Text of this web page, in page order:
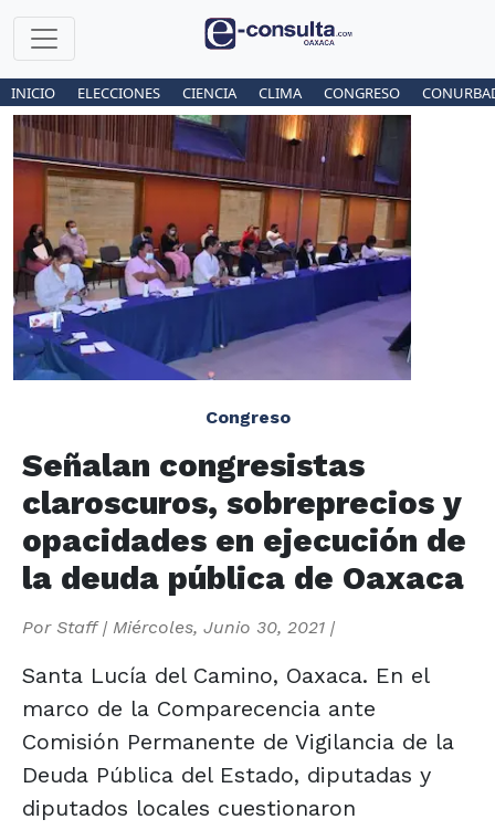
INICIO ELECCIONES CIENCIA CLIMA CONGRESO
Congreso
Señalan congresistas
claroscuros, sobreprecios y
opacidades en ejecución de
la deuda pública de Oaxaca
Por Staff| Miércoles, Junio 30, 2021 |
Santa Lucía del Camino, Oaxaca. En el
marco de la Comparecencia ante
Comisión Permanente de Vigilancia de la
Deuda Pública del Estado, diputadas y
diputados locales cuestionaron